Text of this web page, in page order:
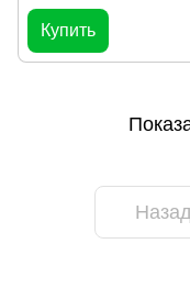
Купить
Назад